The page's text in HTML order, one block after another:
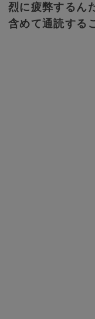
烈に疲弊するん
含めて通読する